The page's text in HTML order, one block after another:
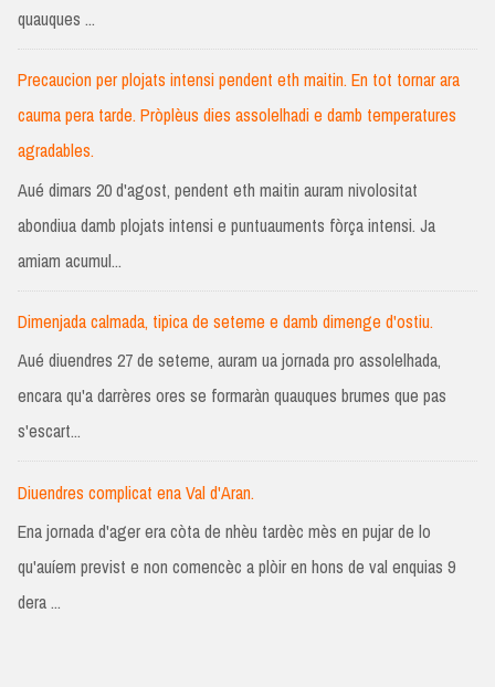
quauques ...
Precaucion per plojats intensi pendent eth maitin. En tot tornar ara
cauma pera tarde. Pròplèus dies assolelhadi e damb temperatures
agradables.
Aué dimars 20 d'agost, pendent eth maitin auram nivolositat
abondiua damb plojats intensi e puntuauments fòrça intensi. Ja
amiam acumul...
Dimenjada calmada, tipica de seteme e damb dimenge d'ostiu.
Aué diuendres 27 de seteme, auram ua jornada pro assolelhada,
encara qu'a darrères ores se formaràn quauques brumes que pas
s'escart...
Diuendres complicat ena Val d'Aran.
Ena jornada d'ager era còta de nhèu tardèc mès en pujar de lo
qu'auíem previst e non comencèc a plòir en hons de val enquias 9
dera ...